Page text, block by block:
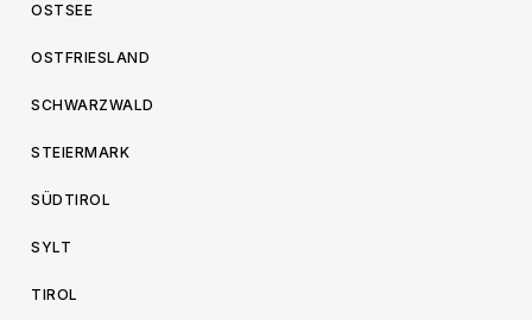
OSTSEE
OSTFRIESLAND
SCHWARZWALD
STEIERMARK
SÜDTIROL
SYLT
TIROL